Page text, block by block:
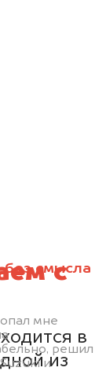
без смысла
мне
решил
и
с
в
из